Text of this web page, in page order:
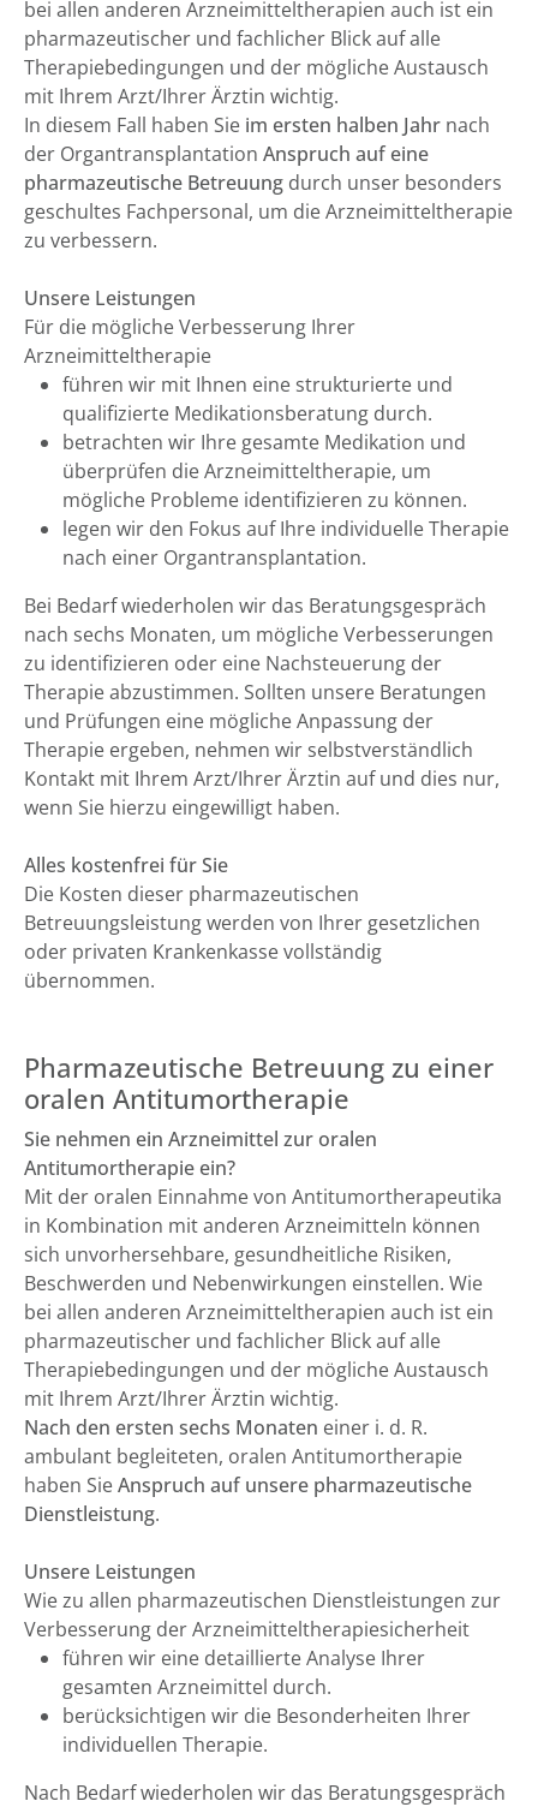
bei allen anderen Arzneimitteltherapien auch ist ein
pharmazeutischer und fachlicher Blick auf alle
Therapiebedingungen und der mögliche Austausch
mit Ihrem Arzt/Ihrer Ärztin wichtig.
In diesem Fall haben Sie im ersten halben Jahr nach
der Organtransplantation Anspruch auf eine
pharmazeutische Betreuung durch unser besonders
geschultes Fachpersonal, um die Arzneimitteltherapie
zu verbessern.
Unsere Leistungen
Für die mögliche Verbesserung Ihrer
Arzneimitteltherapie
führen wir mit Ihnen eine strukturierte und
qualifizierte Medikationsberatung durch.
betrachten wir Ihre gesamte Medikation und
überprüfen die Arzneimitteltherapie, um
mögliche Probleme identifizieren zu können.
legen wir den Fokus auf Ihre individuelle Therapie
nach einer Organtransplantation.
Bei Bedarf wiederholen wir das Beratungsgespräch
nach sechs Monaten, um mögliche Verbesserungen
zu identifizieren oder eine Nachsteuerung der
Therapie abzustimmen. Sollten unsere Beratungen
und Prüfungen eine mögliche Anpassung der
Therapie ergeben, nehmen wir selbstverständlich
Kontakt mit Ihrem Arzt/Ihrer Ärztin auf und dies nur,
wenn Sie hierzu eingewilligt haben.
Alles kostenfrei für Sie
Die Kosten dieser pharmazeutischen
Betreuungsleistung werden von Ihrer gesetzlichen
oder privaten Krankenkasse vollständig
übernommen.
Pharmazeutische Betreuung zu einer
oralen Antitumortherapie
Sie nehmen ein Arzneimittel zur oralen
Antitumortherapie ein?
Mit der oralen Einnahme von Antitumortherapeutika
in Kombination mit anderen Arzneimitteln können
sich unvorhersehbare, gesundheitliche Risiken,
Beschwerden und Nebenwirkungen einstellen. Wie
bei allen anderen Arzneimitteltherapien auch ist ein
pharmazeutischer und fachlicher Blick auf alle
Therapiebedingungen und der mögliche Austausch
mit Ihrem Arzt/Ihrer Ärztin wichtig.
Nach den ersten sechs Monaten einer i. d. R.
ambulant begleiteten, oralen Antitumortherapie
haben SieAnspruch auf unsere pharmazeutische
Dienstleistung.
Unsere Leistungen
Wie zu allen pharmazeutischen Dienstleistungen zur
Verbesserung der Arzneimitteltherapiesicherheit
führen wir eine detaillierte Analyse Ihrer
gesamten Arzneimittel durch.
berücksichtigen wir die Besonderheiten Ihrer
individuellen Therapie.
Nach Bedarf wiederholen wir das Beratungsgespräch